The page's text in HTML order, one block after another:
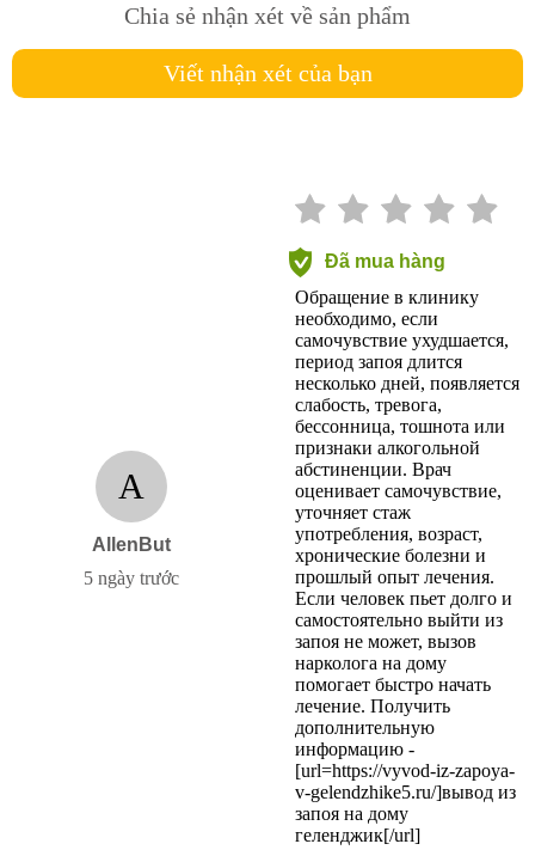
Chia sẻ nhận xét về sản phẩm
Viết nhận xét của bạn
A
AllenBut
5 ngày trước
Đã mua hàng
Обращение в клинику
необходимо, если
самочувствие ухудшается,
период запоя длится
несколько дней, появляется
слабость, тревога,
бессонница, тошнота или
признаки алкогольной
абстиненции. Врач
оценивает самочувствие,
уточняет стаж
употребления, возраст,
хронические болезни и
прошлый опыт лечения.
Если человек пьет долго и
самостоятельно выйти из
запоя не может, вызов
нарколога на дому
помогает быстро начать
лечение. Получить
дополнительную
информацию -
[url=https://vyvod-iz-zapoya-
v-gelendzhike5.ru/]вывод из
запоя на дому
геленджик[/url]